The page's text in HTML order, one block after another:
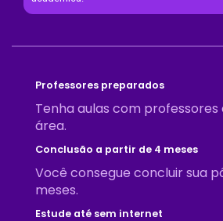
Professores preparados
Tenha aulas com
área.
Conclusão a partir de 4 meses
Você consegue concluir sua
meses.
Estude até sem internet